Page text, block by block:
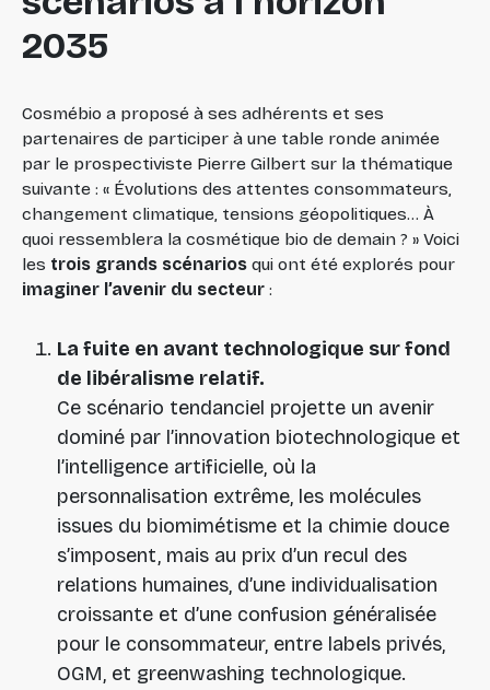
2035
Cosmébio a proposé à ses adhérents et ses
partenaires de participer à une table ronde animée
par le prospectiviste Pierre Gilbert sur la thématique
suivante : « Évolutions des attentes consommateurs,
changement climatique, tensions géopolitiques… À
quoi ressemblera la cosmétique bio de demain ? » Voici
les trois grands scénarios qui ont été explorés pour
imaginer l’avenir du secteur :
La fuite en avant technologique sur fond
de libéralisme relatif.
Ce scénario tendanciel projette un avenir
dominé par l’innovation biotechnologique et
l’intelligence artificielle, où la
personnalisation extrême, les molécules
issues du biomimétisme et la chimie douce
s’imposent, mais au prix d’un recul des
relations humaines, d’une individualisation
croissante et d’une confusion généralisée
pour le consommateur, entre labels privés,
OGM, et greenwashing technologique.